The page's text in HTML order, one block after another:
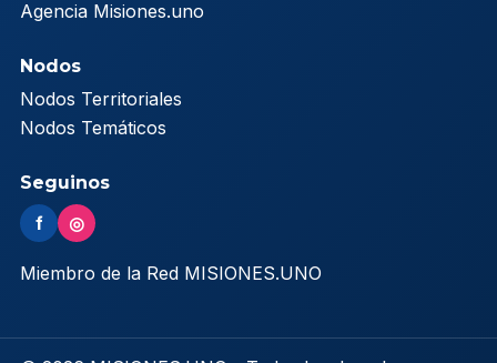
Agencia Misiones.uno
Nodos
Nodos Territoriales
Nodos Temáticos
Seguinos
f ◎
Miembro de la Red MISIONES.UNO